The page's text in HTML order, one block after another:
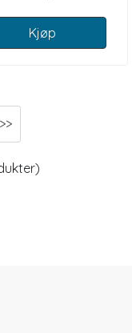
Kjøp